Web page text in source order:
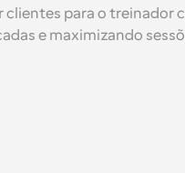
clientes para o treinador
e maximizando